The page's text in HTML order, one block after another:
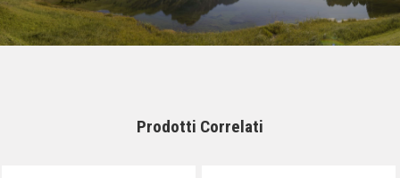
Prodotti Correlati